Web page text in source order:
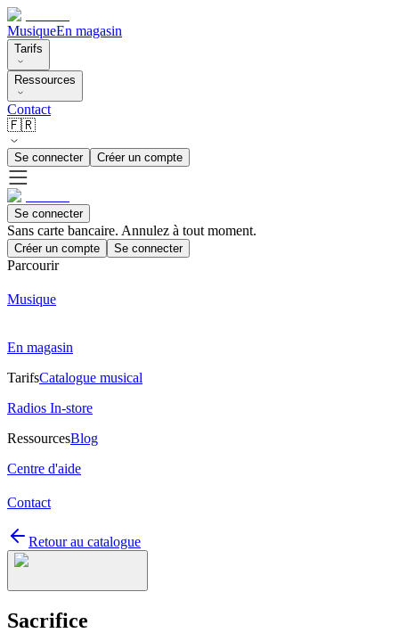
MusiqueEn magasin
Tarifs
Ressources
Contact
🇫🇷
Se connecter Créer un compte
Se connecter
Sans carte bancaire. Annulez à tout moment.
Créer un compte Se connecter
Parcourir
Musique
En magasin
TarifsCatalogue musical
Radios In-store
RessourcesBlog
Centre d'aide
Contact
Retour au catalogue
Sacrifice